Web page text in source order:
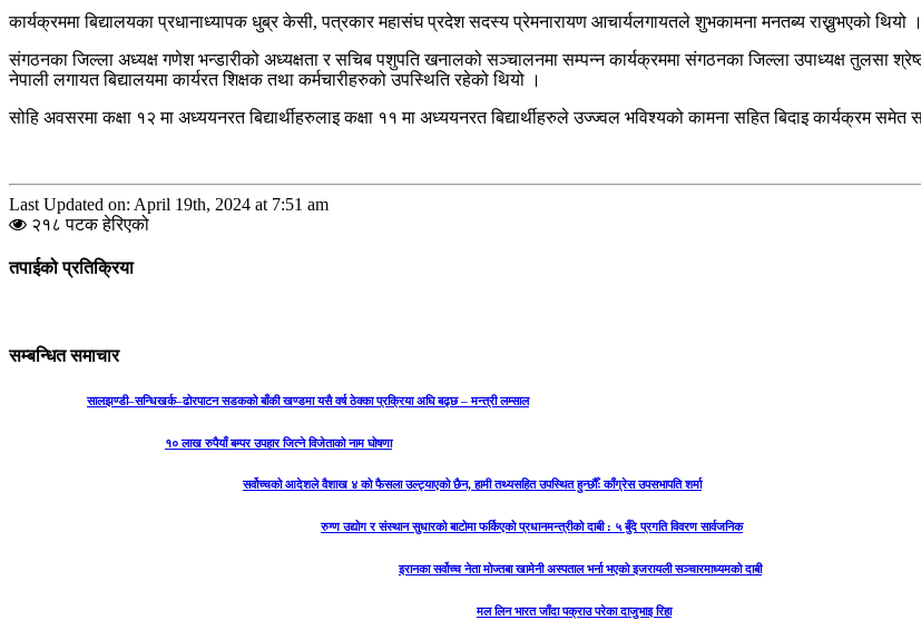
कार्यक्रममा बिद्यालयका प्रधानाध्यापक धुब्र केसी, पत्रकार महासंघ प्रदेश सदस्य प्रेमनारायण आचार्यलगायतले शुभकामना मनतब्य राख्नुभएको थियो ।
संगठनका जिल्ला अध्यक्ष गणेश भन्डारीको अध्यक्षता र सचिब पशुपति खनालको सञ्चालनमा सम्पन्न कार्यक्रममा संगठनका जिल्ला उपाध्यक्ष तुलसा
नेपाली लगायत बिद्यालयमा कार्यरत शिक्षक तथा कर्मचारीहरुको उपस्थिति रहेको थियो ।
सोहि अवसरमा कक्षा १२ मा अध्ययनरत बिद्यार्थीहरुलाइ कक्षा ११ मा अध्ययनरत बिद्यार्थीहरुले उज्ज्वल भविश्यको कामना सहित बिदाइ कार्यक्रम समेत
Last Updated on: April 19th, 2024 at 7:51 am
२१८ पटक हेरिएको
तपाईको प्रतिक्रिया
सम्बन्धित समाचार
सालझण्डी–सन्धिखर्क–ढोरपाटन सडकको बाँकी खण्डमा यसै वर्ष ठेक्का प्रक्रिया अघि बढ्छ – मन्त्री लम्साल
१० लाख रुपैयाँ बम्पर उपहार जित्ने विजेताको नाम घोषणा
सर्वोच्चको आदेशले वैशाख ४ को फैसला उल्ट्याएको छैन, हामी तथ्यसहित उपस्थित हुन्छौँः काँग्रेस उपसभापति शर्मा
रुग्ण उद्योग र संस्थान सुधारको बाटोमा फर्किएको प्रधानमन्त्रीको दाबी : ५ बुँदे प्रगति विवरण सार्वजनिक
इरानका सर्वोच्च नेता मोज्तबा खामेनी अस्पताल भर्ना भएको इजरायली सञ्चारमाध्यमको दाबी
मल लिन भारत जाँदा पक्राउ परेका दाजुभाइ रिहा